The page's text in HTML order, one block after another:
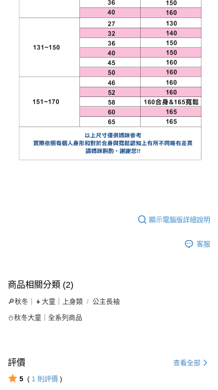
顯示電腦版詳細說明
客服
商品相關分類 (2)
🔎秋冬｜👧大童｜上身類 公主長袖
⛄秋冬大童｜全系列商品
評價 查看全部
5 ( 1 則評價 )